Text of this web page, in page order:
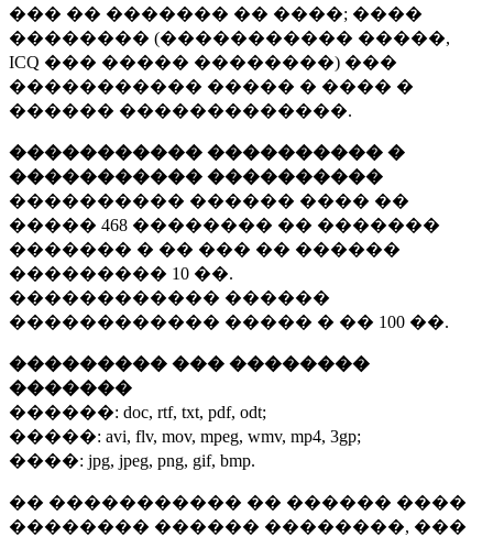
��� �� ������� �� ����; ����
�������� (����������� �����,
ICQ ��� ����� ��������) ���
����������� ����� � ���� �
������ �������������.
����������� ���������� �
����������� ����������
���������� ������ ���� ��
����� 468 �������� �� �������
������� � �� ��� �� ������
��������� 10 ��.
������������ ������
������������ ����� � �� 100 ��.
��������� ��� ��������
�������
������: doc, rtf, txt, pdf, odt;
�����: avi, flv, mov, mpeg, wmv, mp4, 3gp;
����: jpg, jpeg, png, gif, bmp.
�� ����������� �� ������ ����
�������� ������ ��������, ���